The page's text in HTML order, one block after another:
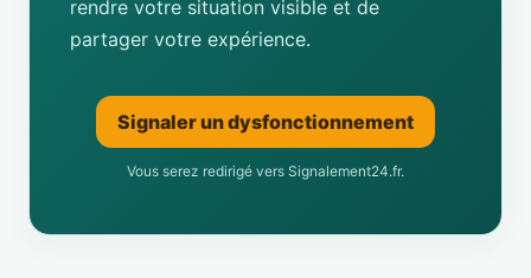
rendre votre situation visible et de
partager votre expérience.
Signaler un dysfonctionnement
Vous serez redirigé vers Signalement24.fr.